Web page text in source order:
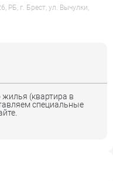
РБ, г. Брест, ул. Вычулки,
жилья (квартира в
специальные